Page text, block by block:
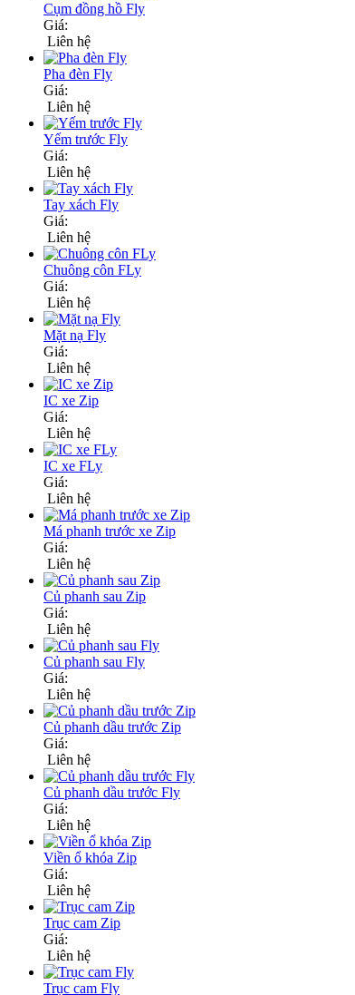
Cụm đồng hồ Fly
Giá:
Liên hệ
Pha đèn Fly
Giá:
Liên hệ
Yếm trước Fly
Giá:
Liên hệ
Tay xách Fly
Giá:
Liên hệ
Chuông côn FLy
Giá:
Liên hệ
Mặt nạ Fly
Giá:
Liên hệ
IC xe Zip
Giá:
Liên hệ
IC xe FLy
Giá:
Liên hệ
Má phanh trước xe Zip
Giá:
Liên hệ
Củ phanh sau Zip
Giá:
Liên hệ
Củ phanh sau Fly
Giá:
Liên hệ
Củ phanh dầu trước Zip
Giá:
Liên hệ
Củ phanh dầu trước Fly
Giá:
Liên hệ
Viền ổ khóa Zip
Giá:
Liên hệ
Trục cam Zip
Giá:
Liên hệ
Trục cam Fly